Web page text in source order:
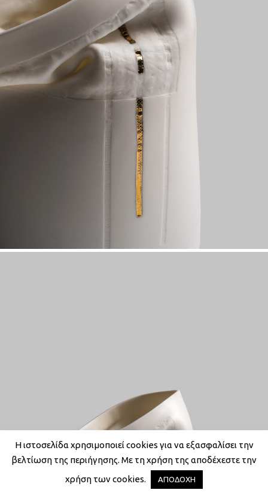
Η ιστοσελίδα χρησιμοποιεί cookies για να εξασφαλίσει την
βελτίωση της περιήγησης. Με τη χρήση της αποδέχεστε την
χρήση των cookies.
ΑΠΟΔΟΧΗ